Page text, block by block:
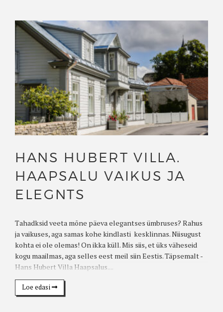
HANS HUBERT VILLA.
HAAPSALU VAIKUS JA
ELEGNTS
Tahadksid veeta mõne päeva elegantses ümbruses? Rahus
ja vaikuses, aga samas kohe kindlasti kesklinnas. Niisugust
kohta ei ole olemas! On ikka küll. Mis siis, et üks väheseid
kogu maailmas, aga selles eest meil siin Eestis. Täpsemalt -
Hans Hubert Villa Haapsalus....
Loe edasi